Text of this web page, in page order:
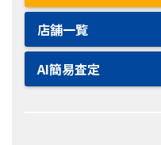
店舗一覧
AI簡易査定